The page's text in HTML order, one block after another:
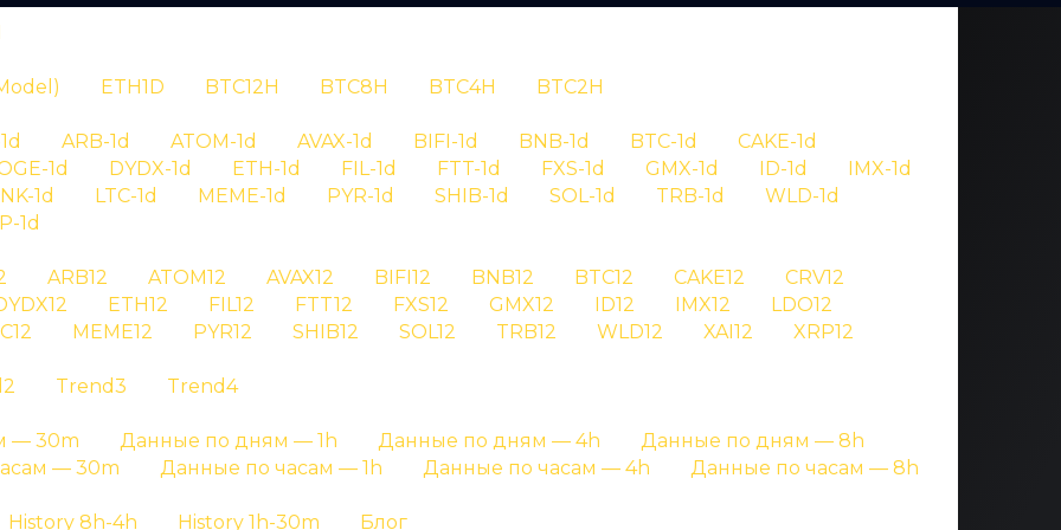
ETH1D BTC12H BTC8H BTC4H
BTC2H
ARB-1d ATOM-1d AVAX-1d BIFI-1d BNB-1d BTC-1d
CAKE-1d
1d DYDX-1d ETH-1d FIL-1d FTT-1d FXS-1d GMX-1d ID-1d
IMX-1d
1d LTC-1d MEME-1d PYR-1d SHIB-1d SOL-1d TRB-1d
WLD-1d
1d
ARB12 ATOM12 AVAX12 BIFI12 BNB12 BTC12 CAKE12
CRV12
ETH12 FIL12 FTT12 FXS12 GMX12 ID12 IMX12
LDO12
MEME12 PYR12 SHIB12 SOL12 TRB12 WLD12 XAI12
XRP12
Trend3
Trend4
— 30m
Данные по дням — 1h Данные по дням — 4h
Данные по дням — 8h
— 30m
Данные по часам — 1h Данные по часам — 4h
Данные по часам — 8h
History 8h-4h History 1h-30m Блог
сигналов pyr4
pyr4 на графике результатов и на отдельных страницах с подробными данными
Главная страница» История сигналов